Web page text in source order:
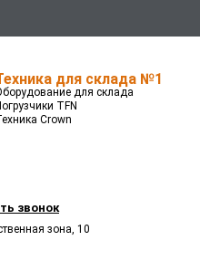
для склада №1
для склада
TFN
Crown
звонок
зона, 10